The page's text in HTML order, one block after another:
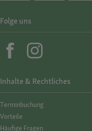
Inhalte & Rechtliches
Termin­buchung
Vorteile
Häufige Fragen
Folge uns